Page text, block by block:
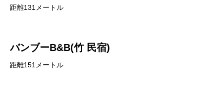
距離131メートル
バンブーB&B(竹 民宿)
距離151メートル